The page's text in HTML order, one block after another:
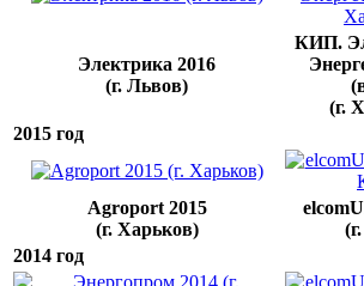
Электрика 2016
(г. Львов)
КИП.
(г.
2015 год
Agroport 2015
(г. Харьков)
2014 год